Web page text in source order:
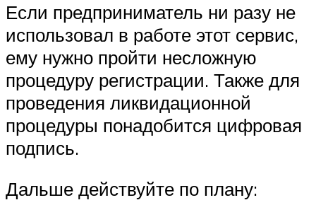
Если предприниматель ни разу не
использовал в работе этот сервис,
ему нужно пройти несложную
процедуру регистрации. Также для
проведения ликвидационной
процедуры понадобится цифровая
подпись.
Дальше действуйте по плану: